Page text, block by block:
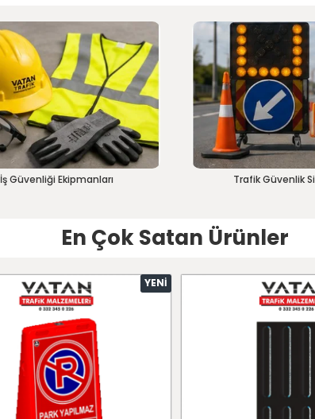
İş Güvenliği Ekipmanları Trafik Güvenlik
En Çok Satan Ürünler
YENI